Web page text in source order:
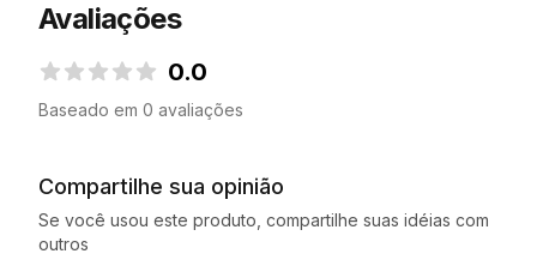
Avaliações
0.0
Baseado em 0 avaliações
Compartilhe sua opinião
Se você usou este produto, compartilhe suas idéias com
outros